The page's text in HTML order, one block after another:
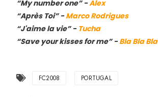
“My number one” -Alex
“Après Toi” -Marco Rodrigues
“J'aime la vie” - Tucha
“Save your kisses for me” -Bla Bla Bla
FC2008 PORTUGAL